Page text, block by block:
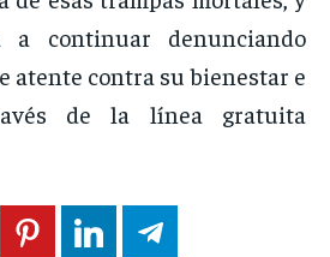
continuar denunciando
atente contra su bienestar e
de la línea gratuita